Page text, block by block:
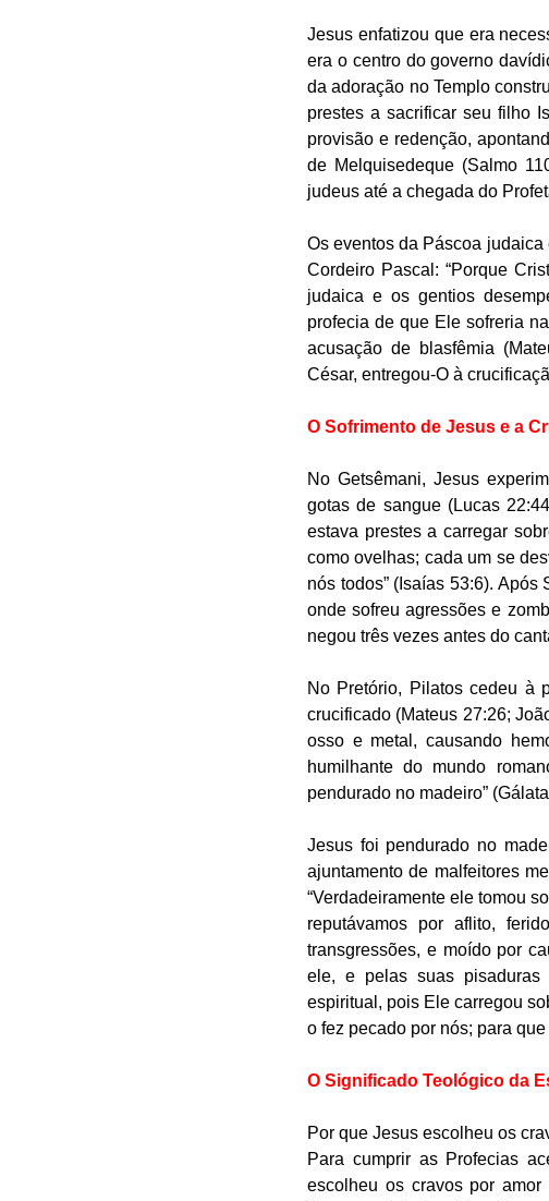
Jesus enfatizou que era
era o centro do governo
da adoração no Templo
prestes a sacrificar seu filho
provisão e redenção,
de Melquisedeque (Salmo
judeus até a chegada do
Os eventos da Páscoa
Cordeiro Pascal: “Porque
judaica e os gentios
profecia de que Ele sofreria
acusação de blasfêmia
César, entregou-O à
O Sofrimento de Jesus e a
No Getsêmani, Jesus
gotas de sangue (Lucas
estava prestes a carregar
como ovelhas; cada um se
nós todos” (Isaías 53:6).
onde sofreu agressões e
negou três vezes antes do
No Pretório, Pilatos cedeu à
crucificado (Mateus 27:26;
osso e metal, causando
humilhante do mundo
pendurado no madeiro”
Jesus foi pendurado no
ajuntamento de malfeitores
“Verdadeiramente ele tomou
reputávamos por aflito,
transgressões, e moído por
ele, e pelas suas pisaduras
espiritual, pois Ele carregou
o fez pecado por nós; para
O Significado Teológico da
Por que Jesus
Para cumprir as Profecias
escolheu os cravos por